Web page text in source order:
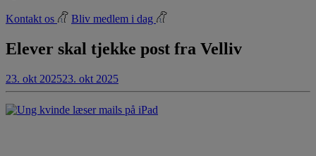
Kontakt os Bliv medlem i dag
Elever skal tjekke post fra Velliv
23. okt 202523. okt 2025